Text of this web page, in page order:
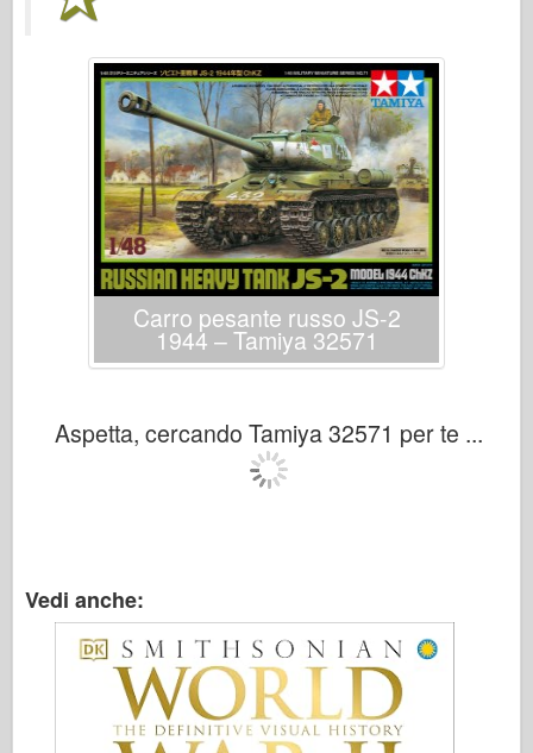
Album-Foto
Passeggiare
Contattare
Rivista
Carro pesante russo JS-2
1944 – Tamiya 32571
Aspetta, cercando Tamiya 32571 per te ...
Vedi anche: